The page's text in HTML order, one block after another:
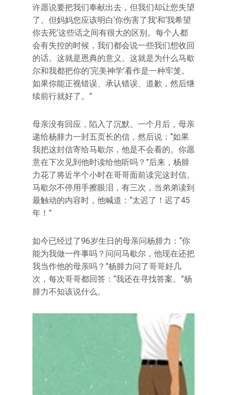
许愿说要把我们奉献出去，但我们却让您失望
了。但妈妈您应该明白‘你伤害了我’和‘我希望
你去死’这些话之间有很大的区别。每个人都
会有失控的时候，我们都会说一些我们想收回
的话。这就是恩典的意义。这就是为什么马歇
尔和我都把你的‘完美神学’看作是一种牢笼。
如果你能正视错误、承认错误、道歉，然后继
续前行就好了。”
母亲没有回应，陷入了沉默。一个月后，母亲
递给杨腓力一封五页长的信，然后说：“如果
我把这封信寄给马歇尔，他是不会看的。你愿
意在下次见到他时读给他听吗？”后来，杨腓
力花了将近半个小时在哥哥面前读完这封信。
马歇尔不停用手擦眼泪，有三次，当弟弟读到
最触动的内容时，他喊道：“太迟了！迟了45
年！”
如今已经过了96岁生日的母亲问杨腓力：“你
能为我做一件事吗？问问马歇尔，他现在还把
我当作他的母亲吗？”杨腓力问了哥哥好几
次，每次哥哥都回答：“我还在寻找答案。”杨
腓力不知该说什么。